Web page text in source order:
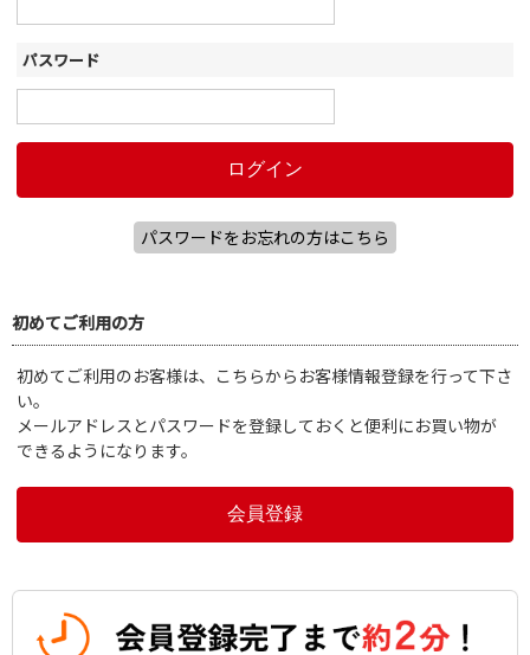
パスワード
パスワードをお忘れの方はこちら
初めてご利用の方
初めてご利用のお客様は、こちらからお客様情報登録を行って下さ
い。
メールアドレスとパスワードを登録しておくと便利にお買い物が
できるようになります。